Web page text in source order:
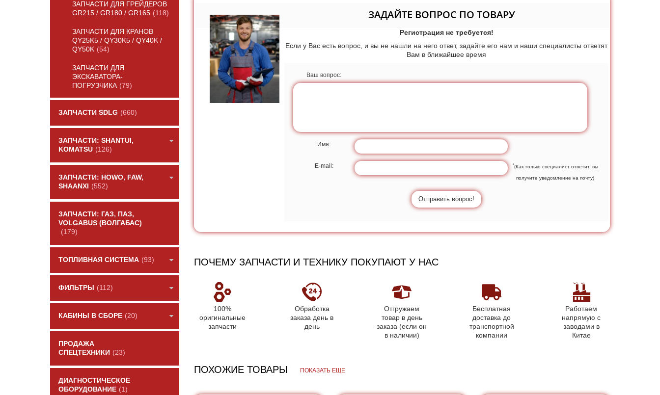
ЗАПЧАСТИ ДЛЯ ГРЕЙДЕРОВ
GR215 / GR180 / GR165 (118)
ЗАПЧАСТИ ДЛЯ КРАНОВ
QY25K5 / QY30K5 / QY40K /
QY50K (54)
ЗАПЧАСТИ ДЛЯ
ЭКСКАВАТОРА-
ПОГРУЗЧИКА (79)
ЗАПЧАСТИ SDLG (660)
ЗАПЧАСТИ: SHANTUI,
KOMATSU (126)
ЗАПЧАСТИ: HOWO, FAW,
SHAANXI
(552)
ЗАПЧАСТИ: ГАЗ, ПАЗ,
VOLGABUS (ВОЛГАБАС)
(179)
ТОПЛИВНАЯ СИСТЕМА (93)
ФИЛЬТРЫ (112)
КАБИНЫ В СБОРЕ (20)
ПРОДАЖА
СПЕЦТЕХНИКИ (23)
ДИАГНОСТИЧЕСКОЕ
ОБОРУДОВАНИЕ (1)
ЗАДАЙТЕ ВОПРОС ПО ТОВАРУ
Регистрация не требуется!
Если у Вас есть вопрос, и вы не нашли на него ответ, задайте его нам и наши специалисты ответят
Вам в ближайшее время
Ваш вопрос:
Имя:
E-mail: *(Как только специалист ответит, вы
получите уведомление на почту)
Отправить вопрос!
ПОЧЕМУ ЗАПЧАСТИ И ТЕХНИКУ ПОКУПАЮТ У НАС
100%
оригинальные
запчасти
Обработка
заказа день в
день
Отгружаем
товар в день
заказа (если он
в наличии)
Бесплатная
доставка до
транспортной
компании
Работаем
напрямую с
заводами в
Китае
ПОХОЖИЕ ТОВАРЫ ПОКАЗАТЬ ЕЩЕ